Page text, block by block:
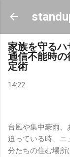
スキッ
家族を守るハ
通信不能時
定術
14:22
台風や集中豪雨
迫っている時、ニ
分たちの住む場所